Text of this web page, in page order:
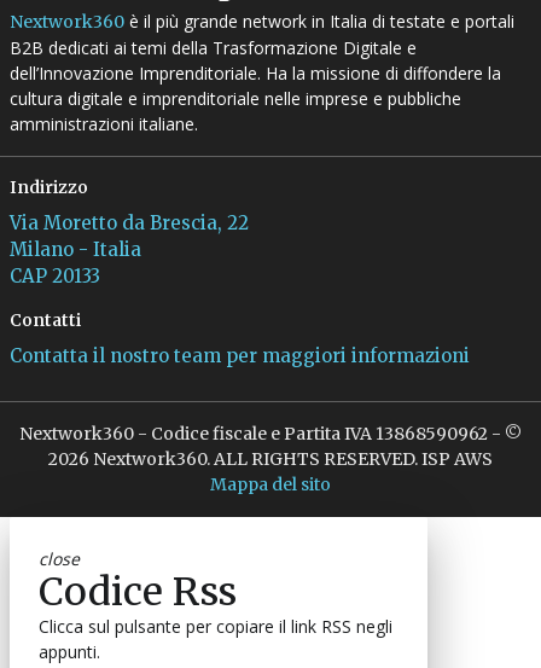
Nextwork360è il più grande network in Italia di testate e portali
B2B dedicati ai temi della Trasformazione Digitale e
dell’Innovazione Imprenditoriale. Ha la missione di diffondere la
cultura digitale e imprenditoriale nelle imprese e pubbliche
amministrazioni italiane.
Indirizzo
Via Moretto da Brescia, 22
Milano - Italia
CAP 20133
Contatti
Contatta il nostro team per maggiori informazioni
Nextwork360 - Codice fiscale e Partita IVA 13868590962 - ©
2026 Nextwork360. ALL RIGHTS RESERVED. ISP AWS
Mappa del sito
close
Codice Rss
Clicca sul pulsante per copiare il link RSS negli
appunti.